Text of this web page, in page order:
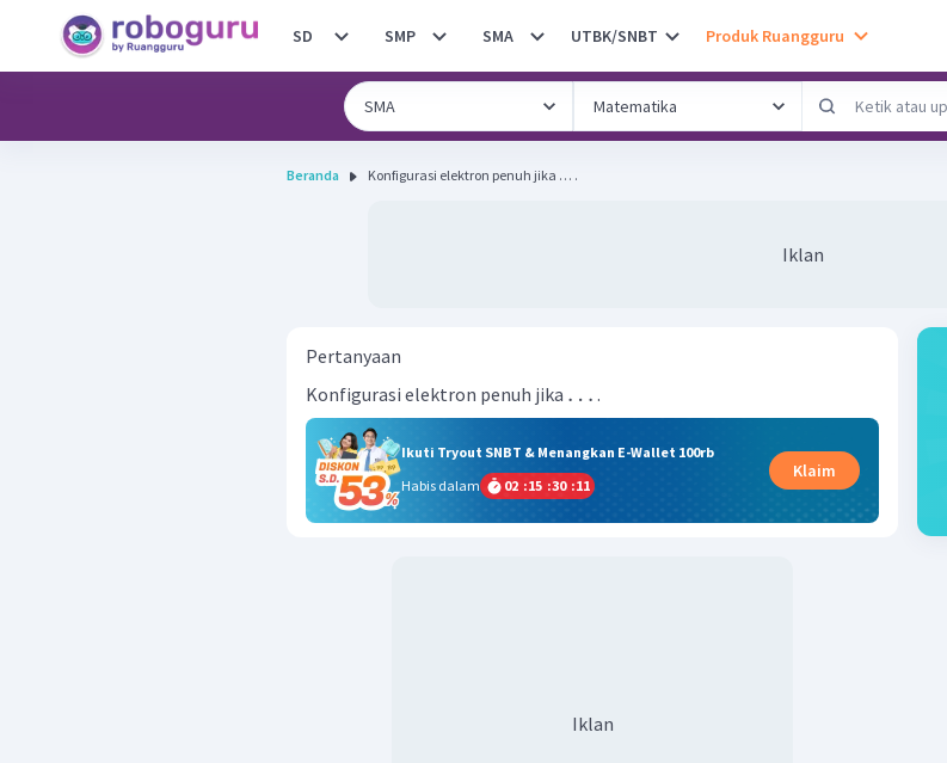
SD SMP SMA UTBK/SNBT Produk Ruangguru
Beranda Konfigurasi elektron penuh jika … .
Iklan
Pertanyaan
Konfigurasi elektron penuh jika … .
Ikuti Tryout SNBT & Menangkan E-Wallet 100rb
Habis dalam
02 :15 :30 :11
Klaim
Iklan